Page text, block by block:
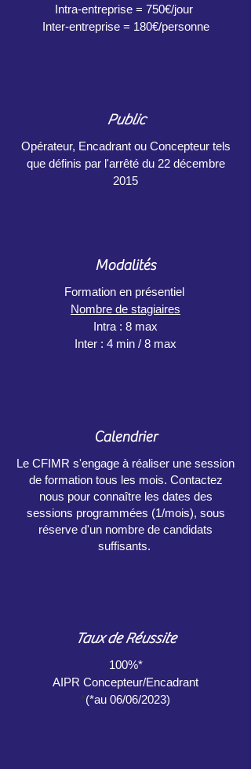
Intra-entreprise = 750€/jour
Inter-entreprise = 180€/personne
Public
Opérateur, Encadrant ou Concepteur tels
que définis par l'arrêté du 22 décembre
2015
Modalités
Formation en présentiel
Nombre de stagiaires
Intra : 8 max
Inter : 4 min / 8 max
Calendrier
Le CFIMR s'engage à réaliser une session
de formation tous les mois. Contactez
nous pour connaître les dates des
sessions programmées (1/mois), sous
réserve d'un nombre de candidats
suffisants.
Taux de Réussite
100%*
AIPR Concepteur/Encadrant
*(*au 06/06/2023)